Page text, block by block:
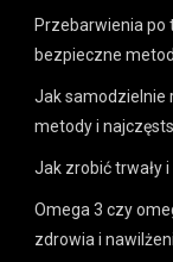
Przebarwienia po
bezpieczne
Jak samodzielnie
metody i
Jak zrobić trwały
Omega 3 czy
zdrowia i